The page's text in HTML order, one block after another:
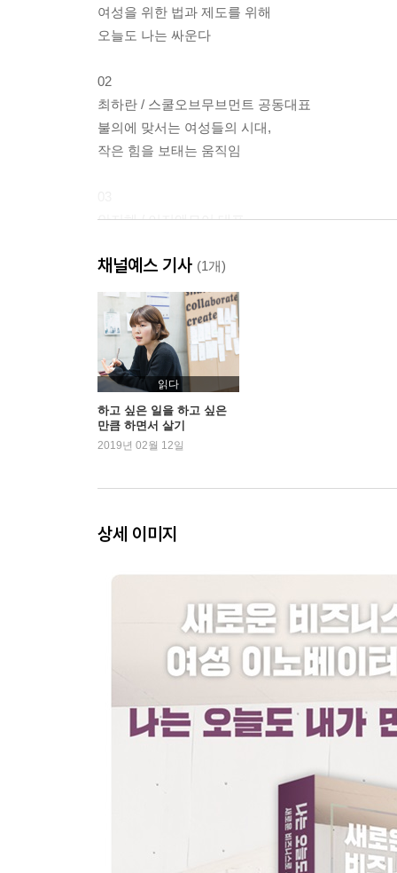
여성을 위한 법과 제도를 위해
오늘도 나는 싸운다
02
최하란 / 스쿨오브무브먼트 공동대표
불의에 맞서는 여성들의 시대,
작은 힘을 보태는 움직임
안지혜 / 이지앤모어 대표
선택의 권리가 필요한 이유
04
김희정 / 째깍악어 대표
돌봄이 필요한 찰나의 순간에
함께하는 플랫폼
05
연현주 / 생활연구소 대표
06
행동하고 기록하는 여성들의 공동체
조소담 / 닷페이스 대표
새로운 상식을 묻는
밀레니얼들의 미디어 커뮤니티
모두를 위한 교육 애플리케이션을 만들다
채널예스 기사 (1개)
읽다
하고 싶은 일을 하고 싶은
만큼 하면서 살기
2019년 02월 12일
상세 이미지